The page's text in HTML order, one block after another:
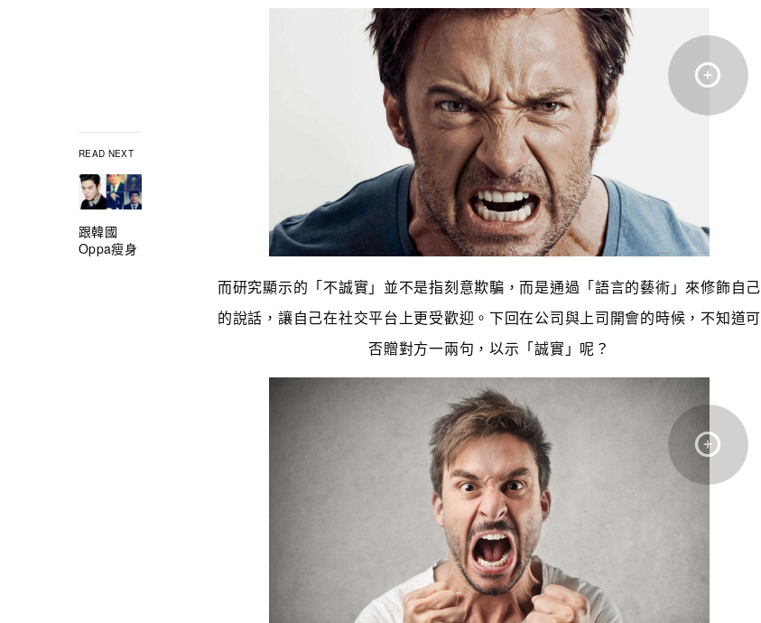
READ NEXT
跟韓國
Oppa瘦身
而研究顯示的「不誠實」並不是指刻意欺騙，而是通過「語言的藝術」來修飾自己
的說話，讓自己在社交平台上更受歡迎。下回在公司與上司開會的時候，不知道可
否贈對方一兩句，以示「誠實」呢？